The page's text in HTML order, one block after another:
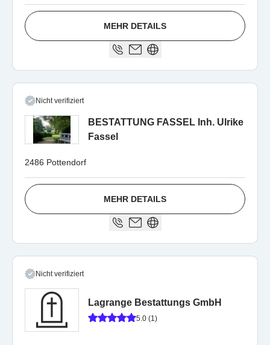
MEHR DETAILS
Nicht verifiziert
BESTATTUNG FASSEL Inh. Ulrike
Fassel
2486 Pottendorf
MEHR DETAILS
Nicht verifiziert
Lagrange Bestattungs GmbH
5.0 (1)